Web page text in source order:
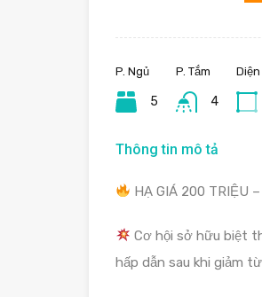
P. Ngủ
5
P. Tắm
4
Diện
Thông tin mô tả
HẠ GIÁ 200 TRIỆU
Cơ hội sở hữu biệt
hấp dẫn sau khi giảm